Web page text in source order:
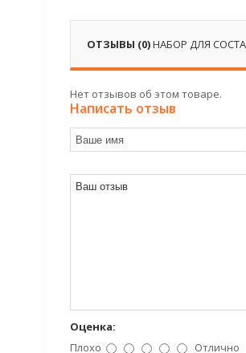
ОТЗЫВЫ (0)НАБОР ДЛЯ
Нет отзывов об этом товаре.
Написать отзыв
Оценка:
Плохо
Отлично